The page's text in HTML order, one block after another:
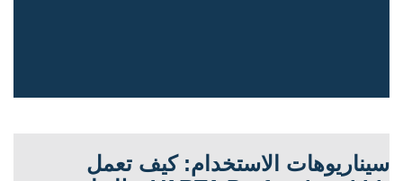
سيناريوهات الاستخدام: كيف تعمل